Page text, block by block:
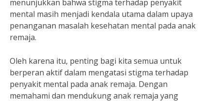
menunjukkan bahwa stigma terhadap penyakit
mental masih menjadi kendala utama dalam upaya
penanganan masalah kesehatan mental pada anak
remaja.
Oleh karena itu, penting bagi kita semua untuk
berperan aktif dalam mengatasi stigma terhadap
penyakit mental pada anak remaja. Dengan
memahami dan mendukung anak remaja yang